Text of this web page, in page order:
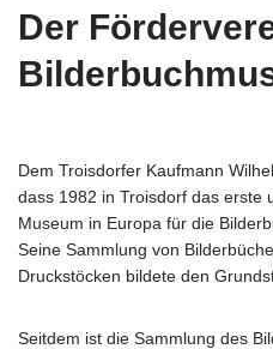
Der
Dem Troisdorfer Kaufmann
dass 1982 in Troisdorf das erste
Museum in Europa für die
Seine Sammlung von
Druckstöcken bildete den
Seitdem ist die Sammlung des